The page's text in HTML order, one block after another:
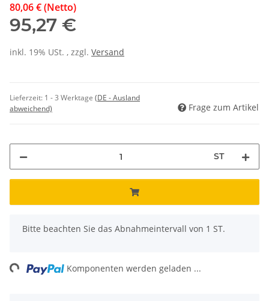
80,06 € (Netto)
95,27 €
inkl. 19% USt. , zzgl. Versand
Lieferzeit: 1 - 3 Werktage (DE - Ausland
abweichend)
Frage zum Artikel
ST
x
Bitte beachten Sie das Abnahmeintervall von 1 ST.
Komponenten werden geladen ...